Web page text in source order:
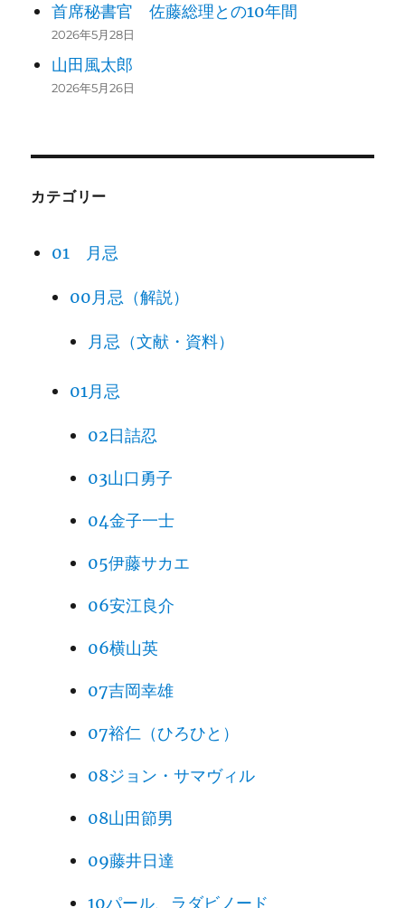
首席秘書官 佐藤総理との10年間
2026年5月28日
山田風太郎
2026年5月26日
カテゴリー
01 月忌
00月忌（解説）
月忌（文献・資料）
01月忌
02日詰忍
03山口勇子
04金子一士
05伊藤サカエ
06安江良介
06横山英
07吉岡幸雄
07裕仁（ひろひと）
08ジョン・サマヴィル
08山田節男
09藤井日達
10パール、ラダビノード